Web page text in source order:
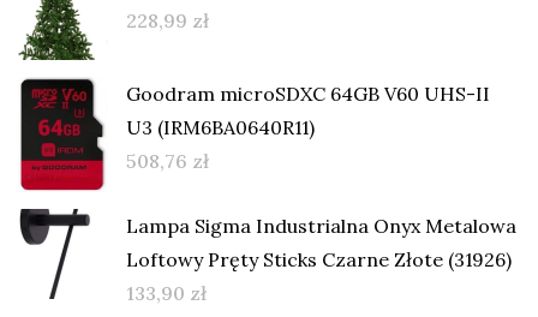
228,99 zł
Goodram microSDXC 64GB V60 UHS-II
U3 (IRM6BA0640R11)
508,76 zł
Lampa Sigma Industrialna Onyx Metalowa
Loftowy Pręty Sticks Czarne Złote (31926)
133,90 zł